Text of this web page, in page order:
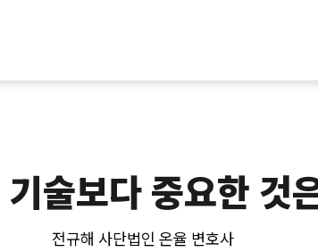
술보다 중요한 것
전규해 사단법인 온율 변호사